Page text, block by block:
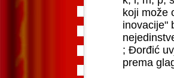
koji može
inovacije"
; Đorđić
prema